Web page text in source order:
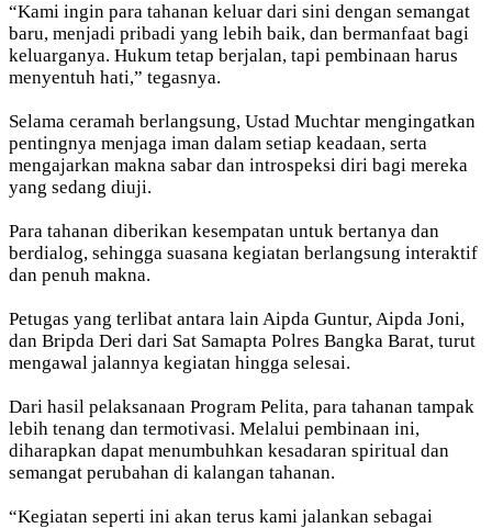
“Kami ingin para tahanan keluar dari sini dengan semangat
baru, menjadi pribadi yang lebih baik, dan bermanfaat bagi
keluarganya. Hukum tetap berjalan, tapi pembinaan harus
menyentuh hati,” tegasnya.
Selama ceramah berlangsung, Ustad Muchtar mengingatkan
pentingnya menjaga iman dalam setiap keadaan, serta
mengajarkan makna sabar dan introspeksi diri bagi mereka
yang sedang diuji.
Para tahanan diberikan kesempatan untuk bertanya dan
berdialog, sehingga suasana kegiatan berlangsung interaktif
dan penuh makna.
Petugas yang terlibat antara lain Aipda Guntur, Aipda Joni,
dan Bripda Deri dari Sat Samapta Polres Bangka Barat, turut
mengawal jalannya kegiatan hingga selesai.
Dari hasil pelaksanaan Program Pelita, para tahanan tampak
lebih tenang dan termotivasi. Melalui pembinaan ini,
diharapkan dapat menumbuhkan kesadaran spiritual dan
semangat perubahan di kalangan tahanan.
“Kegiatan seperti ini akan terus kami jalankan sebagai